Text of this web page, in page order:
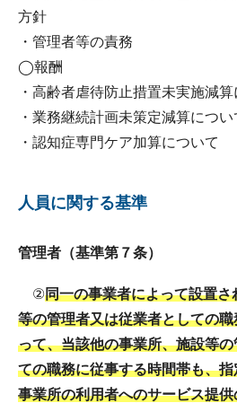
方針
・管理者等の責務
◯報酬
・高齢者虐待防止措置未実施減算
・業務継続計画未策定減算につい
・認知症専門ケア加算について
人員に関する基準
管理者（基準第７条）
②同一の事業者によって設置
等の管理者又は従業者としての
って、当該他の事業所、施設等
ての職務に従事する時間帯も、
事業所の利用者へのサービス提